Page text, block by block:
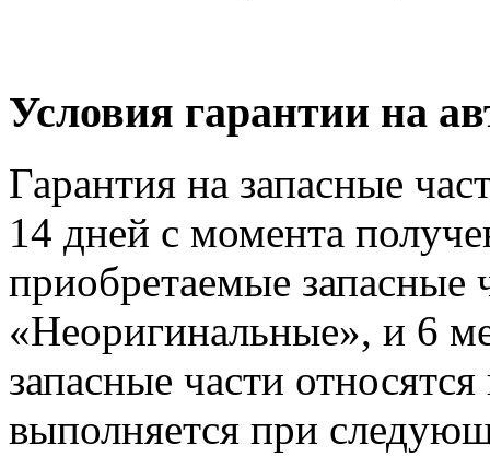
Условия гарантии на
Гарантия на запасные
14 дней с момента
приобретаемые запасные
«Неоригинальные», и 6
запасные части
выполняется при